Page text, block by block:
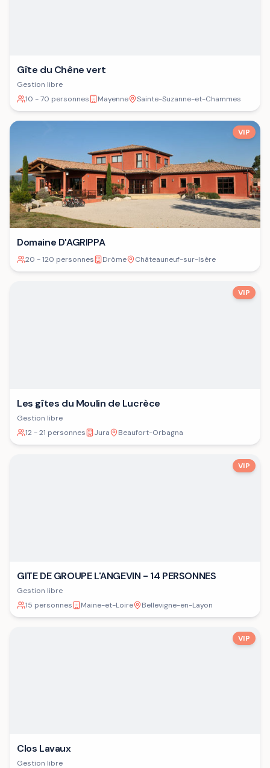
Gîte du Chêne vert
Gestion libre
10 - 70 personnes
Mayenne Sainte-Suzanne-et-Chammes
VIP
Domaine D'AGRIPPA
20 - 120 personnes Drôme Châteauneuf-sur-Isère
VIP
Les gîtes du Moulin de Lucrèce
Gestion libre
12 - 21 personnes
Jura Beaufort-Orbagna
VIP
GITE DE GROUPE L'ANGEVIN - 14 PERSONNES
Gestion libre
15 personnes
Maine-et-Loire Bellevigne-en-Layon
VIP
Clos Lavaux
Gestion libre